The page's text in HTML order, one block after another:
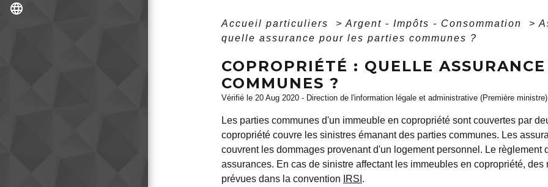
language
Accueil particuliers > Argent - Impôts - Consommation >
quelle assurance pour les parties communes ?
COPROPRIÉTÉ : QUELLE
COMMUNES ?
Vérifié le 20 Aug 2020 - Direction de l'information légale et administrative (Première ministre)
Les parties communes d'un immeuble en copropriété sont couvertes par
copropriété couvre les sinistres émanant des parties communes. Les
couvrent les dommages provenant d'un logement personnel. Le règlement
assurances. En cas de sinistre affectant les immeubles en copropriété,
prévues dans la convention
IRSI .